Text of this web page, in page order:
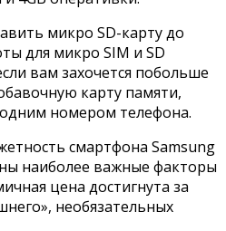
микро SD-карту до
для микро SIM и SD
вам захочется побольше
карту памяти,
номером телефона.
смартфона Samsung
наиболее важные факторы
цена достигнута за
необязательных